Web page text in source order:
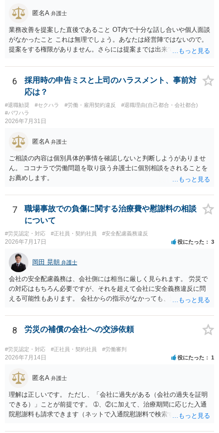
匿名A 弁護士
業務改善を提案した直後であること OT内で十分な話し合いや個人面談
がなかったこと これは無理でしょう。あなたは経営陣ではないので。
提案をする権限がありません。さらには提案までは出来ても、会社が
況を報告する義務もありません。 権限がないことをして、相手が応じ
ないのは当然で、それで適応障害になっても、そもそも相手は適法で
すので、対応は難しいでしょう。
6
採用時の申告ミスと上司のハラスメント、事前対
応は？
#退職勧奨 #セクハラ #労働・雇用契約違反
#退職理由(自己都合・会社都合)
#パワハラ
2026年7月31日
匿名A 弁護士
ご相談の内容は個別具体的事情を確認しないと判断しようがありませ
ん。 ココナラで労働問題を取り扱う弁護士に個別相談をされることを
お薦めします。
7
職場事故での負傷に関する治療費や慰謝料の相談
について
#労災認定・対応 #正社員・契約社員 #安全配慮義務違反
2026年7月17日 役にたった 3
岡田 晃朝 弁護士
会社の安全配慮義務は、会社側には相当に厳しく見られます。 労災で
の対応はもちろん必要ですが、それを超えて会社に安全義務違反に問
える可能性もあります。 会社からの指示がなかっても、逆に危険な作
実地指導をしていないことが問題になった事例もあります。ですの
で、指示が無ければ免責されるわけではありません。責任追及の交渉
8 労災の補償の会社への交渉依頼
#労災認定・対応 #正社員・契約社員 #労働審判
2026年7月14日 役にたった 1
匿名A 弁護士
理解は正しいです。 ただし、「会社に過失がある（会社の過失を証明
できる）」ことが前提です。 ➀、②に加えて、治療期間に応じた入通
院慰謝料も請求できます（ネットで入通院慰謝料で検索すると詳しい